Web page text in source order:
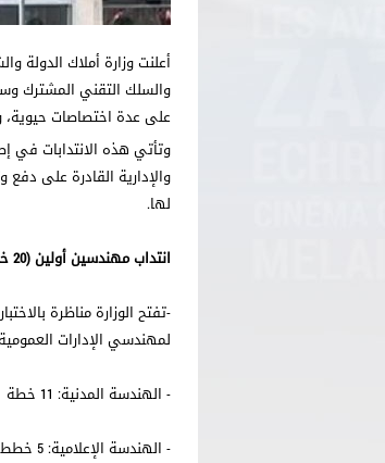
على عدة اختصاصات حيوية، وفق
وتأتي هذه الانتدابات في
والإدارية القادرة على دفع
لها.
انتداب مهندسين أولين (20 خطة)
لمهندسي الإدارات العمومية، وقد حُدّد
- الهندسة المدنية: 11 خطة
- الهندسة الإعلامية: 5 خطط